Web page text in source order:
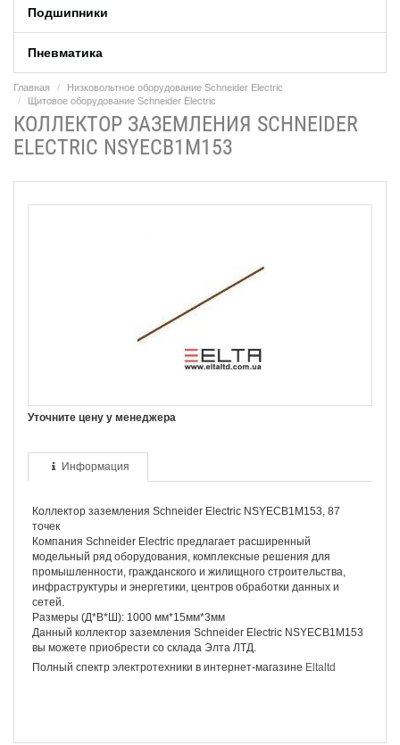
Подшипники
Пневматика
Главная
Низковольтное оборудование Schneider Electric
Щитовое оборудование Schneider Electric
КОЛЛЕКТОР ЗАЗЕМЛЕНИЯ SCHNEIDER
ELECTRIC NSYECB1M153
Уточните цену у менеджера
Информация
Коллектор заземления Schneider Electriс NSYECB1M153, 87
точек
Компания Schneider Electriс предлагает расширенный
модельный ряд оборудования, комплексные решения для
промышленности, гражданского и жилищного строительства,
инфраструктуры и энергетики, центров обработки данных и
сетей.
Размеры (Д*В*Ш): 1000 мм*15мм*3мм
Данный коллектор заземления Schneider Electriс NSYECB1M153
вы можете приобрести со склада Элта ЛТД.
Полный спектр электротехники в интернет-магазине Eltaltd